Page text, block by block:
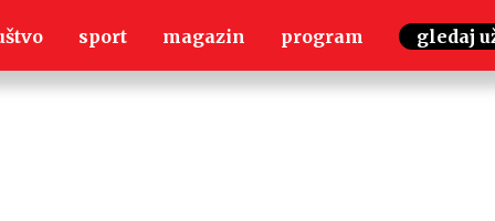
sport magazin program gledaj